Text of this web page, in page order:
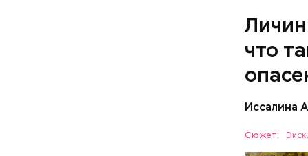
что
Иссалина
Сюжет: